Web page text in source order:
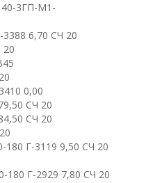
40-3ГП-М1-
6,70 СЧ 20
20
0,00
СЧ 20
СЧ 20
Г-3119 9,50 СЧ 20
180 Г-2929 7,80 СЧ 20